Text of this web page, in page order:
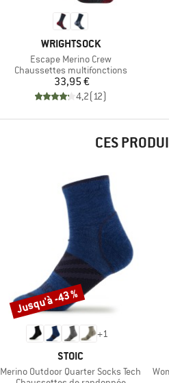
MARQUE
WRIGHTSOCK
Article
Escape Merino Crew
Product group
Chaussettes multifonctions
Prix
33,95 €
4,2(12)
CES
+1
MARQUE
STOIC
Article
Merino Outdoor Quarter Socks Tech
Remise
Jusqu'à -43 %